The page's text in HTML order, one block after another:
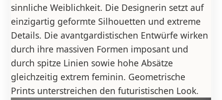
sinnliche Weiblichkeit. Die Designerin setzt auf
einzigartig geformte Silhouetten und extreme
Details. Die avantgardistischen Entwürfe wirken
durch ihre massiven Formen imposant und
durch spitze Linien sowie hohe Absätze
gleichzeitig extrem feminin. Geometrische
Prints unterstreichen den futuristischen Look.